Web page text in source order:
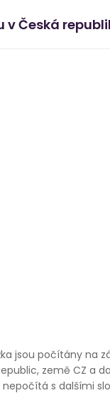
v Česká
jsou počítány na
země CZ a
s dalšími